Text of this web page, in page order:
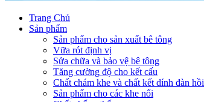
Trang Chủ
Sản phẩm
Sản phẩm cho sản xuất bê tông
Vữa rót định vị
Sửa chữa và bảo vệ bê tông
Tăng cường độ cho kết cấu
Chất chám khe và chất kết dính đàn hồi
Sản phẩm cho các khe nối